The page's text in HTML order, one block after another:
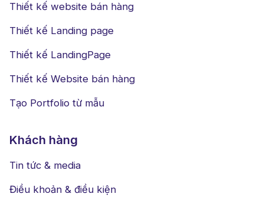
Thiết kế website bán hàng
Thiết kế Landing page
Thiết kế LandingPage
Thiết kế Website bán hàng
Tạo Portfolio từ mẫu
Khách hàng
Tin tức & media
Điều khoản & điều kiện